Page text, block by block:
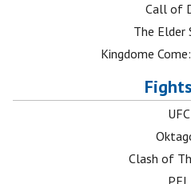
Call of
The Elder
Kingdome
UFC
Clash of
PFL